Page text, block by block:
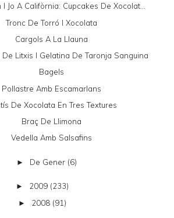
I Jo A Califòrnia: Cupcakes De Xocolat...
Tronc De Torró I Xocolata
Cargols A La Llauna
Litxis I Gelatina De Taronja Sanguina
Bagels
Pollastre Amb Escamarlans
De Xocolata En Tres Textures
Braç De Llimona
Vedella Amb Salsafins
► De Gener (6)
► 2009 (233)
► 2008 (91)